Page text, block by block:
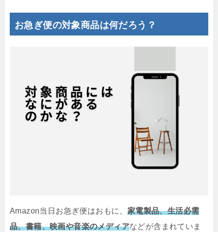
お急ぎ便の対象商品は何だろう？
Amazon当日お急ぎ便はおもに、 家電製品、生活必需
品、書籍、映画や音楽のメディアなどが含まれていま